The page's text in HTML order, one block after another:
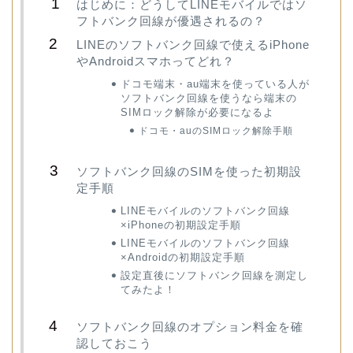
はじめに：どうしてLINEモバイルではソ
フトバンク回線が優遇されるの？
LINEのソフトバンク回線で使えるiPhone
やAndroidスマホってどれ？
ドコモ端末・au端末を使っている人が
ソフトバンク回線を使うなら端末の
SIMロック解除が必要になるよ
ドコモ・auのSIMロック解除手順
ソフトバンク回線のSIMを使った初期設
定手順
LINEモバイルのソフトバンク回線
×iPhoneの初期設定手順
LINEモバイルのソフトバンク回線
×Androidの初期設定手順
設定直後にソフトバンク回線を測定し
てみたよ！
ソフトバンク回線のオプション料金を確
認しておこう